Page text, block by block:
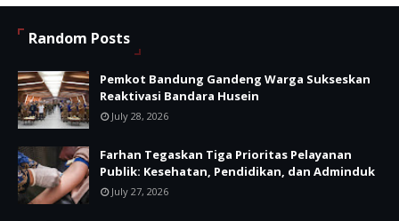
Random Posts
Pemkot Bandung Gandeng Warga Sukseskan
Reaktivasi Bandara Husein
July 28, 2026
Farhan Tegaskan Tiga Prioritas Pelayanan
Publik: Kesehatan, Pendidikan, dan Adminduk
July 27, 2026